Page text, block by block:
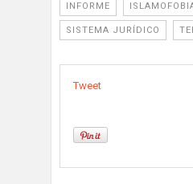
INFORME
SISTEMA JURÍDICO
Tweet